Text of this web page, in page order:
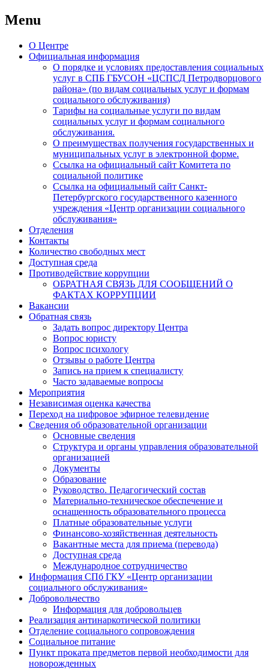
Menu
Skip
О Центре
Официальная информация
О порядке и условиях предоставления социальных
услуг в СПБ ГБУСОН «ЦСПСД Петродворцового
района» (по видам социальных услуг и формам
социального обслуживания)
Тарифы на социальные услуги по видам
социальных услуг и формам социального
обслуживания.
О преимуществах получения государственных и
муниципальных услуг в электронной форме.
Ссылка на официальный сайт Комитета по
социальной политике
Ссылка на официальный сайт Санкт-
Петербургского государственного казенного
учреждения «Центр организации социального
обслуживания»
Отделения
Контакты
Количество свободных мест
Доступная среда
Противодействие коррупции
ОБРАТНАЯ СВЯЗЬ ДЛЯ СООБЩЕНИЙ О
ФАКТАХ КОРРУПЦИИ
Вакансии
Обратная связь
Задать вопрос директору Центра
Вопрос юристу
Вопрос психологу
Отзывы о работе Центра
Запись на прием к специалисту
Часто задаваемые вопросы
Мероприятия
Независимая оценка качества
Переход на цифровое эфирное телевидение
Сведения об образовательной организации
Основные сведения
Структура и органы управления образовательной
организацией
Документы
Образование
Руководство. Педагогический состав
Материально-техническое обеспечение и
оснащенность образовательного процесса
Платные образовательные услуги
Финансово-хозяйственная деятельность
Вакантные места для приема (перевода)
Доступная среда
Международное сотрудничество
Информация СПб ГКУ «Центр организации
социального обслуживания»
Добровольчество
Информация для добровольцев
Реализация антинаркотической политики
Отделение социального сопровождения
Социальное питание
Пункт проката предметов первой необходимости для
новорожденных